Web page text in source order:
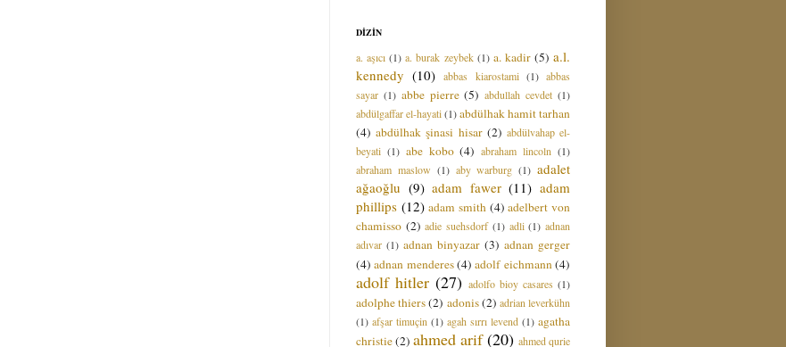
DİZİN
a. aşıcı (1) a. burak zeybek (1) a. kadir (5) a.l.
kennedy (10) abbas kiarostami (1) abbas
sayar (1) abbe pierre (5) abdullah cevdet (1)
abdülgaffar el-hayati(1)abdülhak hamit tarhan
(4) abdülhak şinasi hisar (2) abdülvahap el-
beyati (1) abe kobo (4) abraham lincoln (1)
abraham maslow (1) aby warburg (1) adalet
ağaoğlu (9) adam fawer (11) adam
phillips (12) adam smith (4) adelbert von
chamisso (2) adie suehsdorf (1) adli (1) adnan
adıvar (1) adnan binyazar (3) adnan gerger
(4) adnan menderes(4) adolf eichmann (4)
adolf hitler (27) adolfo bioy casares (1)
adolphe thiers(2) adonis(2) adrian leverkühn
(1) afşar timuçin (1) agah sırrı levend (1) agatha
christie(2) ahmed arif (20) ahmed qurie